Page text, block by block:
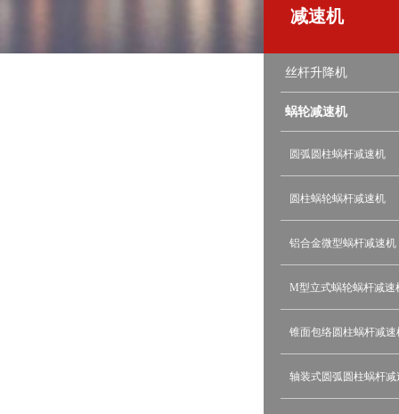
减速机
丝杆升降机
蜗轮减速机
圆弧圆柱蜗杆减速机
圆柱蜗轮蜗杆减速机
铝合金微型蜗杆减速机
M型立式蜗轮蜗杆减速
锥面包络圆柱蜗杆减速
轴装式圆弧圆柱蜗杆减